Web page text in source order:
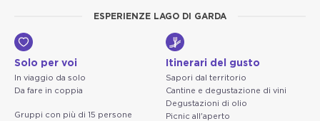
ESPERIENZE LAGO DI GARDA
Solo per voi
In viaggio da solo
Da fare in coppia
Gruppi con più di 15 persone
Itinerari del gusto
Sapori dal territorio
Cantine e degustazione di vini
Degustazioni di olio
Picnic all'aperto